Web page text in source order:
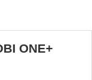
ONE+